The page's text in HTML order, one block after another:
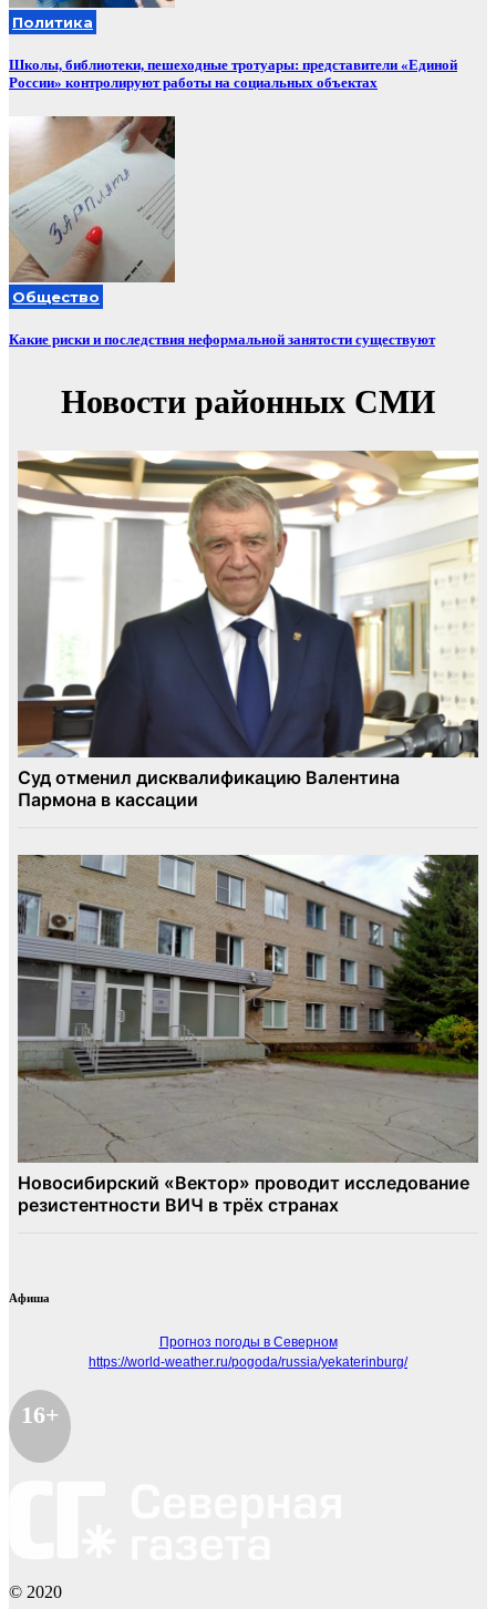
Политика
Школы, библиотеки, пешеходные тротуары: представители «Единой
России» контролируют работы на социальных объектах
Общество
Какие риски и последствия неформальной занятости существуют
Афиша
Прогноз погоды в Северном
https://world-weather.ru/pogoda/russia/yekaterinburg/
16+
© 2020